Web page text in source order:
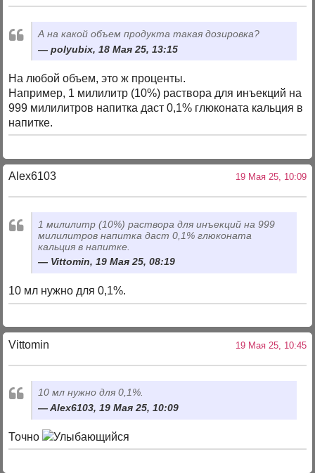
А на какой объем продукта такая дозировка?
polyubix, 18 Мая 25, 13:15
На любой объем, это ж проценты.
Например, 1 милилитр (10%) раствора для инъекций на
999 милилитров напитка даст 0,1% глюконата кальция в
напитке.
Alex6103 19 Мая 25, 10:09
1 милилитр (10%) раствора для инъекций на 999
милилитров напитка даст 0,1% глюконата
кальция в напитке.
Vittomin, 19 Мая 25, 08:19
10 мл нужно для 0,1%.
Vittomin 19 Мая 25, 10:45
10 мл нужно для 0,1%.
Alex6103, 19 Мая 25, 10:09
Точно